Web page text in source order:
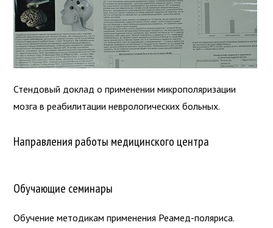
Стендовый доклад о применении микрополяризации
мозга в реабилитации неврологических больных.
Направления работы медицинского центра
Обучающие семинары
Обучение методикам применения Реамед-поляриса.